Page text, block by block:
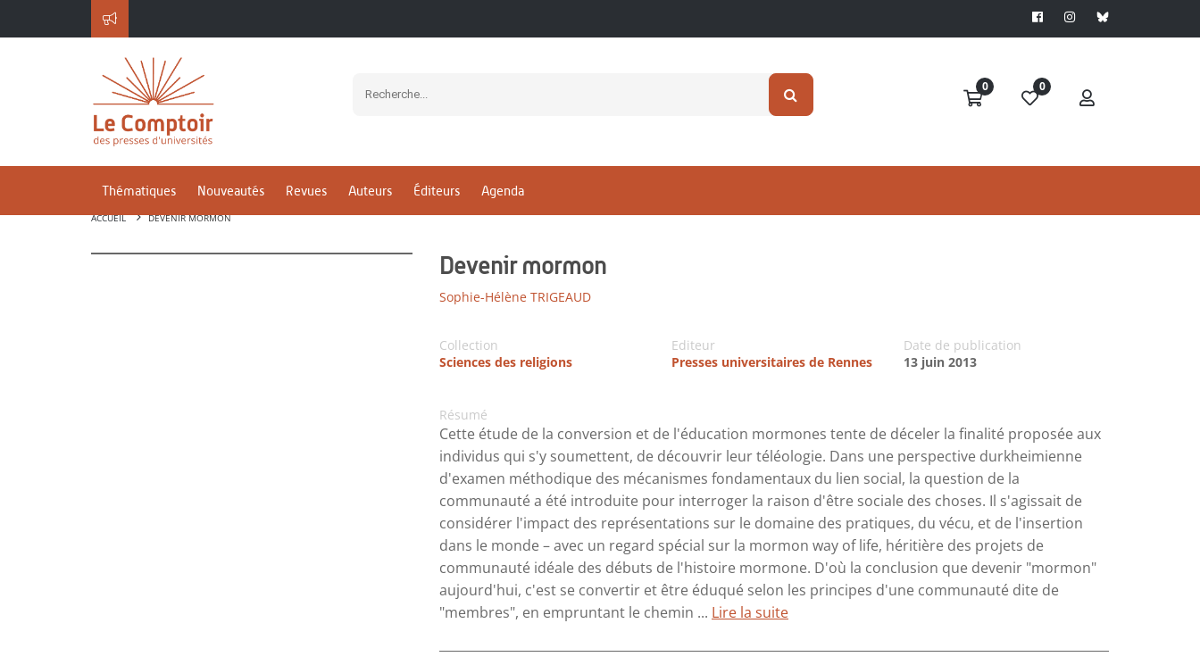
0 0
Thématiques Nouveautés Revues Auteurs Éditeurs Agenda
ACCUEIL DEVENIR MORMON
Devenir mormon
Sophie-Hélène TRIGEAUD
Collection
Sciences des religions
Editeur
Presses universitaires de Rennes
Date de publication
13 juin 2013
Résumé
Cette étude de la conversion et de l'éducation mormones tente de déceler la finalité proposée aux
individus qui s'y soumettent, de découvrir leur téléologie. Dans une perspective durkheimienne
d'examen méthodique des mécanismes fondamentaux du lien social, la question de la
communauté a été introduite pour interroger la raison d'être sociale des choses. Il s'agissait de
considérer l'impact des représentations sur le domaine des pratiques, du vécu, et de l'insertion
dans le monde – avec un regard spécial sur la mormon way of life, héritière des projets de
communauté idéale des débuts de l'histoire mormone. D'où la conclusion que devenir "mormon"
aujourd'hui, c'est se convertir et être éduqué selon les principes d'une communauté dite de
"membres", en empruntant le chemin ... Lire la suite